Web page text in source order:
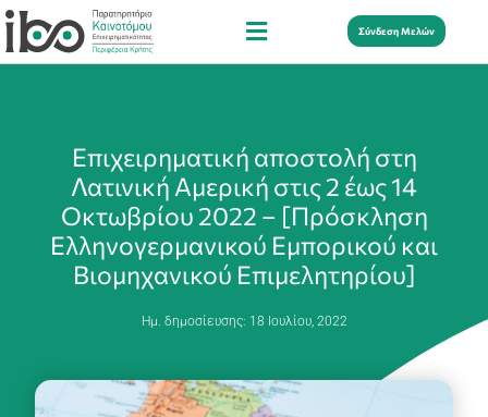
Σύνδεση Μελών
Επιχειρηματική αποστολή στη
Λατινική Αμερική στις 2 έως 14
Οκτωβρίου 2022 – [Πρόσκληση
Ελληνογερμανικού Εμπορικού και
Βιομηχανικού Επιμελητηρίου]
Ημ. δημοσίευσης: 18 Ιουλίου, 2022